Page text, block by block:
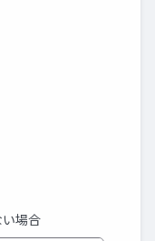
い場合